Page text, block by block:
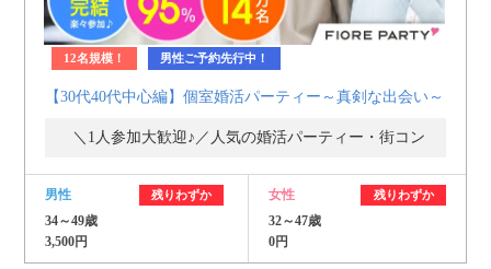
12名規模！ 男性ご予約先行中！
【30代40代中心編】個室婚活パーティー～真剣な出会い～
＼1人参加大歓迎♪／人気の婚活パーティー・街コン
男性 残りわずか
34～49歳
3,500円
女性 残りわずか
32～47歳
0円